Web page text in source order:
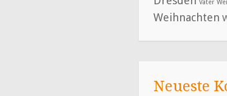
Väter
Weihnachten
Neueste